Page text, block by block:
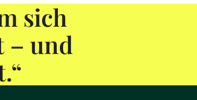
sich
– und